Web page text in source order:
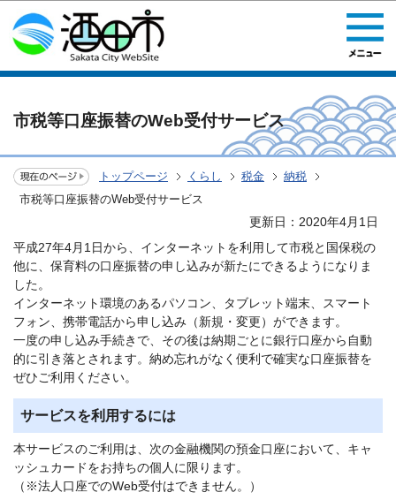
このページの本文へ移動
市税等口座振替のWeb受付サービス
トップページ くらし 税金
納税
市税等口座振替のWeb受付サービス
更新日：2020年4月1日
平成27年4月1日から、インターネットを利用して市税と国保税の
他に、保育料の口座振替の申し込みが新たにできるようになりま
した。
インターネット環境のあるパソコン、タブレット端末、スマート
フォン、携帯電話から申し込み（新規・変更）ができます。
一度の申し込み手続きで、その後は納期ごとに銀行口座から自動
的に引き落とされます。納め忘れがなく便利で確実な口座振替を
ぜひご利用ください。
サービスを利用するには
本サービスのご利用は、次の金融機関の預金口座において、キャ
ッシュカードをお持ちの個人に限ります。
（※法人口座でのWeb受付はできません。）